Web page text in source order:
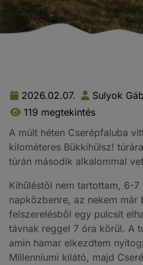
2026.02.07. Sulyok
119 megtekintés
A múlt héten Cserépfaluba
kilométeres Bükkihűlsz!
túrán második alkalommal
Kihűléstől nem tartottam, 6-
napközbenre, az nekem
felszerelésből egy pulcsit
távnak reggel 7 óra körül. A
amin hamar elkezdtem
Millenniumi kilátó, majd